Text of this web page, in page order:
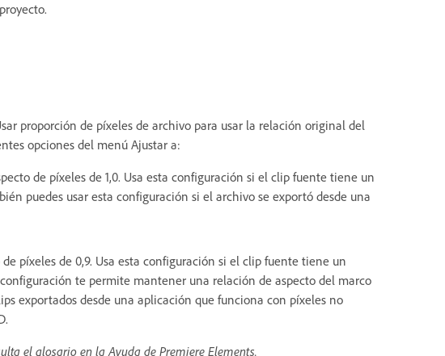
proporción de píxeles de archivo para usar la relación original del
opciones del menú Ajustar a:
de píxeles de 1,0. Usa esta configuración si el clip fuente tiene un
puedes usar esta configuración si el archivo se exportó desde una
píxeles de 0,9. Usa esta configuración si el clip fuente tiene un
te permite mantener una relación de aspecto del marco
exportados desde una aplicación que funciona con píxeles no
el glosario en la Ayuda de Premiere Elements.